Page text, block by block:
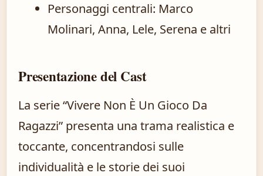
Personaggi centrali: Marco
Molinari, Anna, Lele, Serena e altri
Presentazione del Cast
La serie “Vivere Non È Un Gioco Da
Ragazzi” presenta una trama realistica e
toccante, concentrandosi sulle
individualità e le storie dei suoi